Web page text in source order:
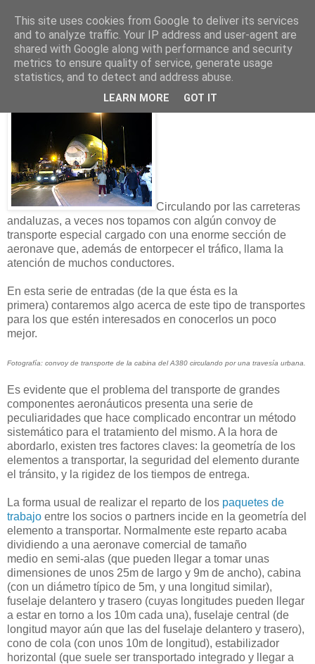
18 abril 2009
El transporte de grandes secciones (I)
Circulando por las carreteras
andaluzas, a veces nos topamos con algún convoy de
transporte especial cargado con una enorme sección de
aeronave que, además de entorpecer el tráfico, llama la
atención de muchos conductores.
En esta serie de entradas (de la que ésta es la
primera) contaremos algo acerca de este tipo de transportes
para los que estén interesados en conocerlos un poco
mejor.
Fotografía: convoy de transporte de la cabina del A380 circulando por una travesía urbana.
Es evidente que el problema del transporte de grandes
componentes aeronáuticos presenta una serie de
peculiaridades que hace complicado encontrar un método
sistemático para el tratamiento del mismo. A la hora de
abordarlo, existen tres factores claves: la geometría de los
elementos a transportar, la seguridad del elemento durante
el tránsito, y la rigidez de los tiempos de entrega.
La forma usual de realizar el reparto de los paquetes de
trabajo entre los socios o partners incide en la geometría del
elemento a transportar. Normalmente este reparto acaba
dividiendo a una aeronave comercial de tamaño
medio en semi-alas (que pueden llegar a tomar unas
dimensiones de unos 25m de largo y 9m de ancho), cabina
(con un diámetro típico de 5m, y una longitud similar),
fuselaje delantero y trasero (cuyas longitudes pueden llegar
a estar en torno a los 10m cada una), fuselaje central (de
longitud mayor aún que las del fuselaje delantero y trasero),
cono de cola (con unos 10m de longitud), estabilizador
horizontal (que suele ser transportado integrado y llegar a
This site uses cookies from Google to deliver its services
and to analyze traffic. Your IP address and user-agent are
shared with Google along with performance and security
metrics to ensure quality of service, generate usage
statistics, and to detect and address abuse.
LEARN MORE GOT IT